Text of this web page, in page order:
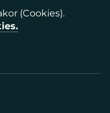
(Cookies).